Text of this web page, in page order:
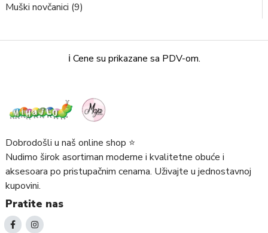
Muški novčanici (9)
ℹ️ Cene su prikazane sa PDV-om.
Dobrodošli u naš online shop ⭐️
Nudimo širok asortiman moderne i kvalitetne obuće i
aksesoara po pristupačnim cenama. Uživajte u jednostavnoj
kupovini.
Pratite nas